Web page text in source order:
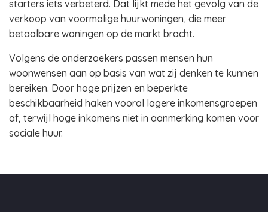
starters iets verbeterd. Dat lijkt mede het gevolg van de
verkoop van voormalige huurwoningen, die meer
betaalbare woningen op de markt bracht.
Volgens de onderzoekers passen mensen hun
woonwensen aan op basis van wat zij denken te kunnen
bereiken. Door hoge prijzen en beperkte
beschikbaarheid haken vooral lagere inkomensgroepen
af, terwijl hoge inkomens niet in aanmerking komen voor
sociale huur.